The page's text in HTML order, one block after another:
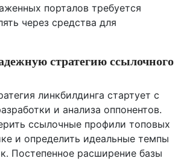
порталов требуется
через средства для
стратегию ссылочного
линкбилдинга стартует с
и анализа оппонентов.
ссылочные профили топовых
и определить идеальные темпы
Постепенное расширение базы